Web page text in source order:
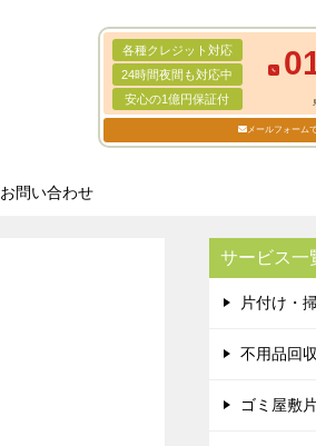
各種クレジット対応
24時間夜間も対応中
安心の1億円保証付
メールフォーム
お問い合わせ
サービス一
片付け・
不用品回収
ゴミ屋敷